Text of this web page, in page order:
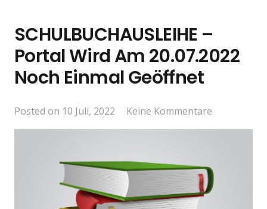
SCHULBUCHAUSLEIHE –
Portal Wird Am 20.07.2022
Noch Einmal Geöffnet
Posted on 10 Juli, 2022 Keine Kommentare